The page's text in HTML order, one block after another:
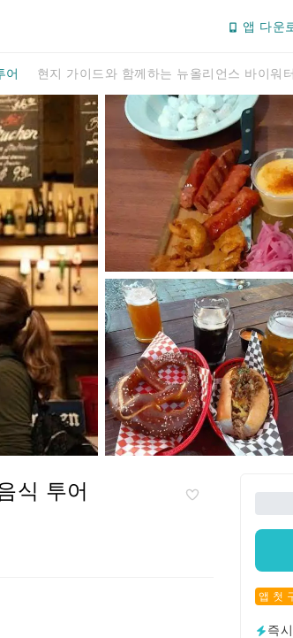
앱 다운
어 현지 가이드와 함께하는 뉴올리언스 바이워
식 투어
앱 첫
즉